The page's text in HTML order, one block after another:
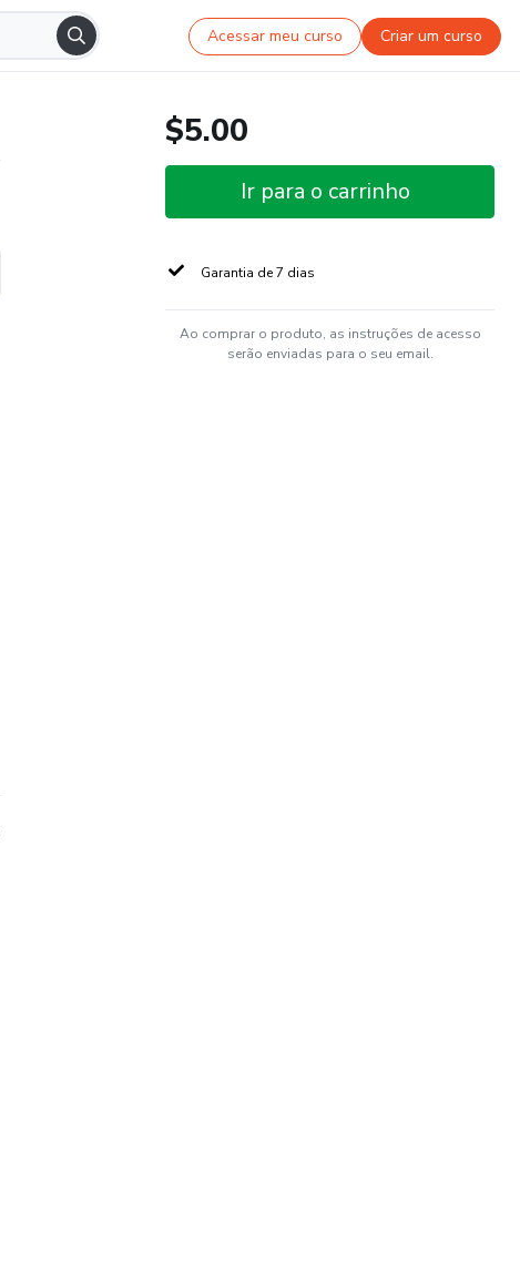
Acessar meu curso Criar um curso
$5.00
Ir para o carrinho
Garantia de 7 dias
Ao comprar o produto, as instruções de acesso
serão enviadas para o seu email.